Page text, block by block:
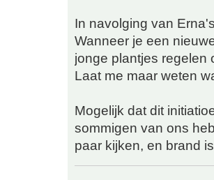
In navolging van
Wanneer je een
jonge plantjes regelen
Laat me maar weten
Mogelijk dat dit
sommigen van ons
paar kijken, en brand